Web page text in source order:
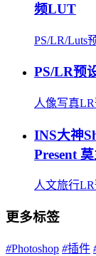
频LUT
PS/LR/Luts
PS/LR预
人像写真
INS大神
Present
人文旅行
更多标签
#Photoshop #插件